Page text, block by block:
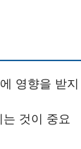
영향을 받지
것이 중요